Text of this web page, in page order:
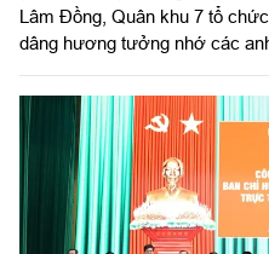
Lâm Đồng, Quân khu 7 tổ
dâng hương tưởng nhớ các
Đồng Nai do Thượng tá Đinh
KTQP Lâm Đồng làm trưởng